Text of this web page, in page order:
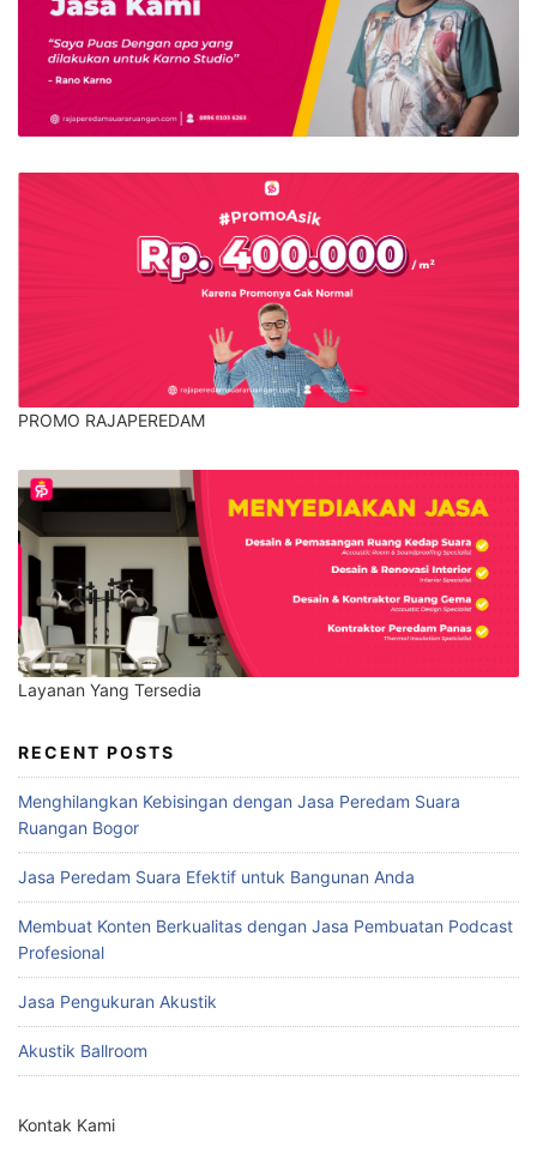
PROMO RAJAPEREDAM
Layanan Yang Tersedia
RECENT POSTS
Menghilangkan Kebisingan dengan Jasa Peredam Suara
Ruangan Bogor
Jasa Peredam Suara Efektif untuk Bangunan Anda
Membuat Konten Berkualitas dengan Jasa Pembuatan Podcast
Profesional
Jasa Pengukuran Akustik
Akustik Ballroom
Kontak Kami